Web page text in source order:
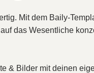
Mit dem Baily-
das Wesentliche
& Bilder mit deinen